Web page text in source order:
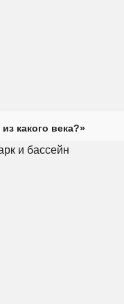
какого века?»